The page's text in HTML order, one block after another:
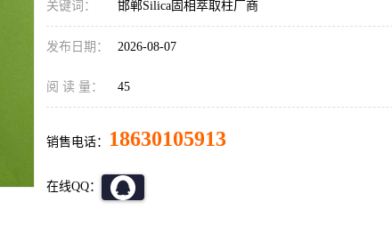
关键词： 邯郸Silica固相萃取柱厂商
发布日期： 2026-08-07
阅 读 量： 45
销售电话： 18630105913
在线QQ：